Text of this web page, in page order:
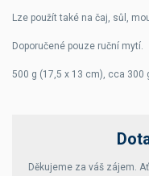
Lze použít také na čaj, sůl,
Doporučené pouze ruční mytí.
500 g (17,5 x 13 cm), cca 300
Děkujeme za váš zájem.